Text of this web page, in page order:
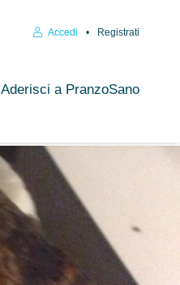
Accedi Registrati
Aderisci a PranzoSano